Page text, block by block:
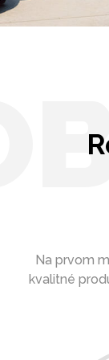
Na prvom
kvalitné